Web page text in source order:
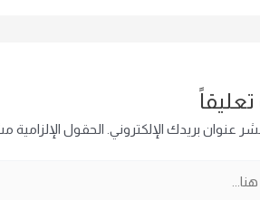
عنوان بريدك الإلكتروني. الحقول الإلزامية